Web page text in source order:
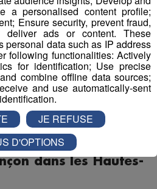
également desaires de
ainsi que quelques
vous pourrez vous
, au tir à l’arcou encore au
du choix pour vous
moment de détente.
Matte, vous pourrez en profiter
entre les pinsdans un
dans les Hautes-
a personalised content profile;
Ensure security, prevent fraud,
deliver ads or content. These
personal data such as IP address
following functionalities: Actively
for identification; Use precise
combine offline data sources;
and use automatically-sent
JE REFUSE
D'OPTIONS